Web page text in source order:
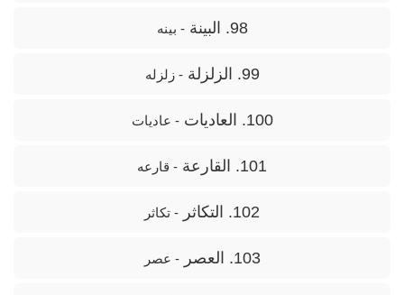
98. البينة - بینه
99. الزلزلة - زلزله
100. العاديات - عادیات
101. القارعة - قارعه
102. التكاثر - تکاثر
103. العصر - عصر